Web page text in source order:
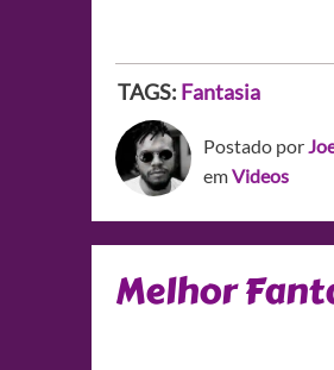
TAGS: Fantasia
Postado por
emVideos
Melhor